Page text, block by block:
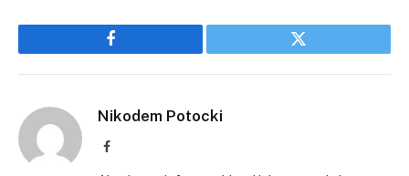
Facebook Twitter
Nikodem Potocki
Facebook